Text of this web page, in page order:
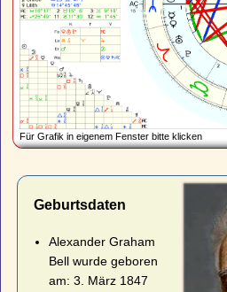
Für Grafik in eigenem Fenster bitte klicken
Geburtsdaten
Alexander Graham
Bell wurde geboren
am: 3. März 1847